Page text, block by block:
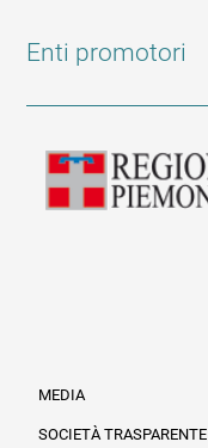
Enti promotori
MEDIA
SOCIETÀ TRASPARENTE